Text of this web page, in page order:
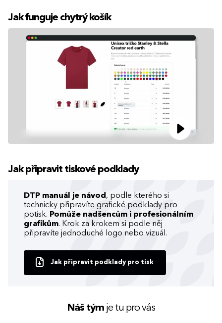
Jak funguje chytrý košík
Jak připravit tiskové podklady
DTP manuál je návod , podle kterého si
technicky připravíte grafické podklady pro
potisk. Pomůže nadšencům i profesionálním
grafikům. Krok za krokem si podle něj
připravíte jednoduché logo nebo vizuál.
Jak připravit podklady pro tisk
Náš týmje tu pro vás